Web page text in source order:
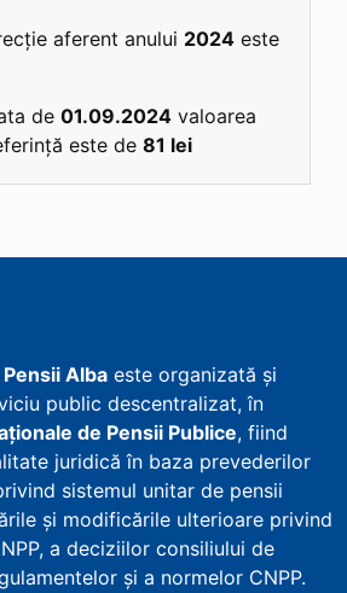
aferent anului 2024 este
de 01.09.2024 valoarea
este de 81 lei
Alba este organizată și
public descentralizat, în
de Pensii Publice, fiind
juridică în baza prevederilor
sistemul unitar de pensii
și modificările ulterioare privind
a deciziilor consiliului de
și a normelor CNPP.